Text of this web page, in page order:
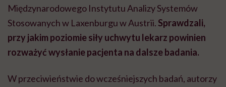
Międzynarodowego Instytutu Analizy Systemów
Stosowanych w Laxenburgu w Austrii. Sprawdzali,
przy jakim poziomie siły uchwytu lekarz powinien
rozważyć wysłanie pacjenta na dalsze badania.
W przeciwieństwie do wcześniejszych badań, autorzy